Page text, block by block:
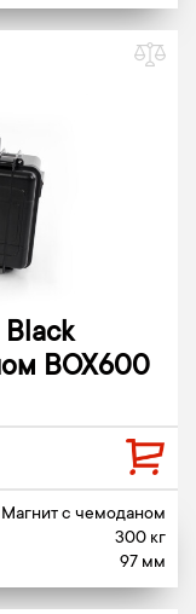
BOX600
Магнит c чемоданом
300 кг
97 мм